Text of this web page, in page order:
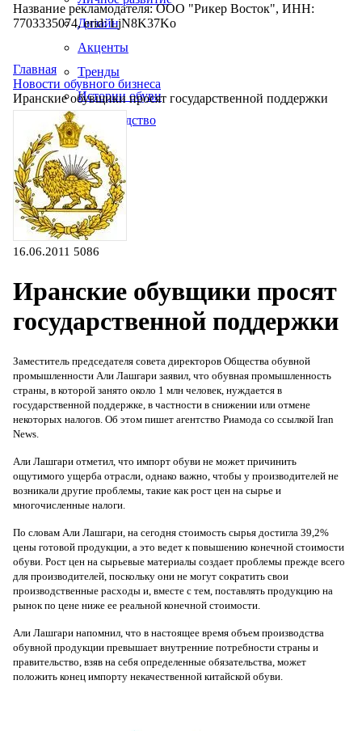
Дизайн
Акценты
Тренды
Истории обуви
Производство
Название рекламодателя: ООО "Рикер Восток", ИНН:
7703335074, erid: LjN8K37Ko
Главная
Новости обувного бизнеса
Иранские обувщики просят государственной поддержки
16.06.2011 5086
Иранские обувщики просят
государственной поддержки
Заместитель председателя совета директоров Общества обувной
промышленности Али Лашгари заявил, что обувная промышленность
страны, в которой занято около 1 млн человек, нуждается в
государственной поддержке, в частности в снижении или отмене
некоторых налогов. Об этом пишет агентство Риамода со ссылкой Iran
News.
Али Лашгари отметил, что импорт обуви не может причинить
ощутимого ущерба отрасли, однако важно, чтобы у производителей не
возникали другие проблемы, такие как рост цен на сырье и
многочисленные налоги.
По словам Али Лашгари, на сегодня стоимость сырья достигла 39,2%
цены готовой продукции, а это ведет к повышению конечной стоимости
обуви. Рост цен на сырьевые материалы создает проблемы прежде всего
для производителей, поскольку они не могут сократить свои
производственные расходы и, вместе с тем, поставлять продукцию на
рынок по цене ниже ее реальной конечной стоимости.
Али Лашгари напомнил, что в настоящее время объем производства
обувной продукции превышает внутренние потребности страны и
правительство, взяв на себя определенные обязательства, может
положить конец импорту некачественной китайской обуви.